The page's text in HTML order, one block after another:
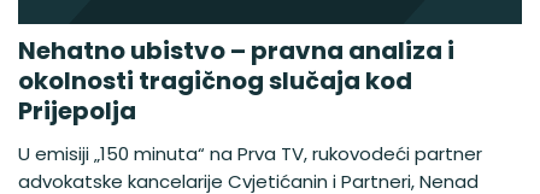
Nehatno ubistvo – pravna analiza i
okolnosti tragičnog slučaja kod
Prijepolja
U emisiji „150 minuta“ na Prva TV, rukovodeći partner
advokatske kancelarije Cvjetićanin i Partneri, Nenad